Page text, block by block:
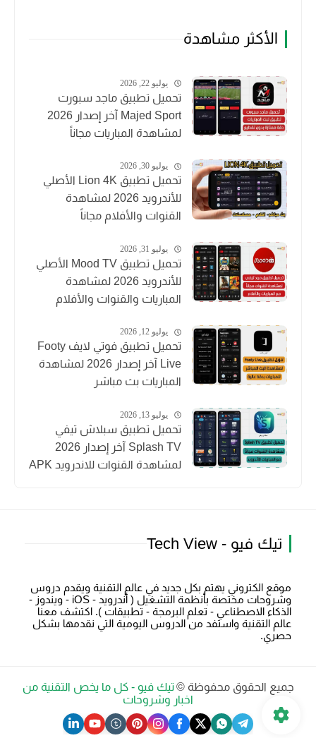
الأكثر مشاهدة
يوليو 22, 2026
تحميل تطبيق ماجد سبورت
Majed Sport آخر إصدار 2026
لمشاهدة المباريات مجاناً
يوليو 30, 2026
تحميل تطبيق Lion 4K الأصلي
للأندرويد 2026 لمشاهدة
القنوات والأفلام مجاناً
يوليو 31, 2026
تحميل تطبيق Mood TV الأصلي
للأندرويد 2026 لمشاهدة
المباريات والقنوات والأفلام
يوليو 12, 2026
تحميل تطبيق فوتي لايف Footy
Live آخر إصدار 2026 لمشاهدة
المباريات بث مباشر
يوليو 13, 2026
تحميل تطبيق سبلاش تيفي
Splash TV آخر إصدار 2026
لمشاهدة القنوات للاندرويد APK
تيك فيو - Tech View
موقع الكتروني يهتم بكل جديد في عالم التقنية ويقدم دروس
وشروحات مختصة بأنظمة التشغيل ( أندرويد - iOS - ويندوز -
الذكاء الاصطناعي - تعلم البرمجة - تطبيقات ). اكتشف معنا
عالم التقنية واستفد من الدروس اليومية التي نقدمها بشكل
حصري.
جميع الحقوق محفوظة © تيك فيو - كل ما يخص التقنية من
اخبار وشروحات